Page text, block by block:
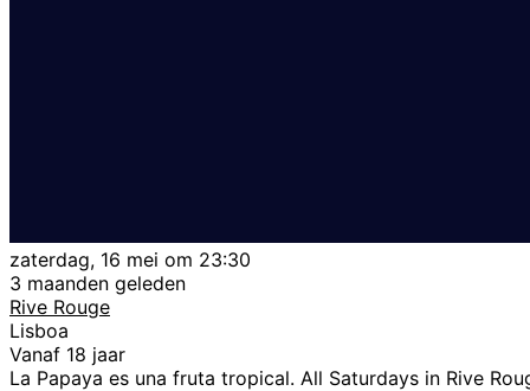
zaterdag, 16 mei om 23:30
3 maanden geleden
Rive Rouge
Lisboa
Vanaf 18 jaar
La Papaya es una fruta tropical. All Saturdays in Rive